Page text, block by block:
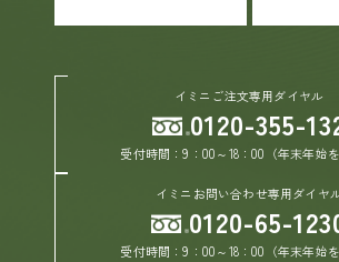
イミニご注文専用ダイヤル
0120-355-
受付時間：9：00～18：00（年末年始を
イミニお問い合わせ専用ダイヤ
0120-65-
受付時間：9：00～18：00（年末年始を